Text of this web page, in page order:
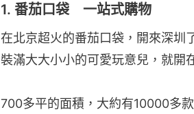
1. 番茄口袋 一站式購物
在北京超火的番茄口袋，開來深圳
裝滿大大小小的可愛玩意兒，就開
700多平的面積，大約有10000多